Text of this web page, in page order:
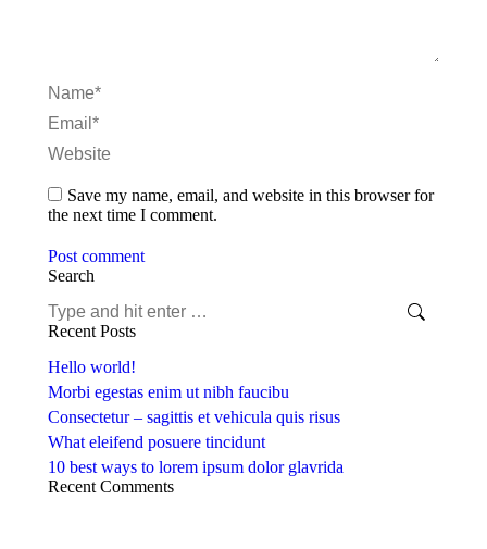
Name *
Email *
Website
Save my name, email, and website in this browser for
the next time I comment.
Post comment
Search
Recent Posts
Hello world!
Morbi egestas enim ut nibh faucibu
Consectetur – sagittis et vehicula quis risus
What eleifend posuere tincidunt
10 best ways to lorem ipsum dolor glavrida
Recent Comments